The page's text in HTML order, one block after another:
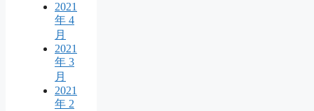
2021
年 4
月
2021
年 3
月
2021
年 2